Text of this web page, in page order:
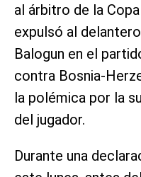
al árbitro de la
expulsó al
Balogun en el
contra Bosnia-
la polémica por la
del jugador.
Durante una